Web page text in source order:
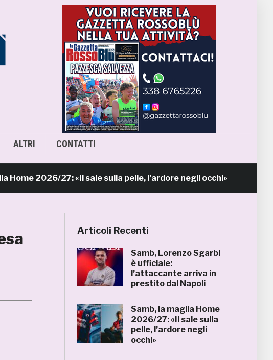
ALTRI CONTATTI
2026/27: «Il sale sulla pelle, l’ardore negli occhi»
Articoli Recenti
Samb, Lorenzo Sgarbi
è ufficiale:
l’attaccante arriva in
prestito dal Napoli
Samb, la maglia Home
2026/27: «Il sale sulla
pelle, l’ardore negli
occhi»